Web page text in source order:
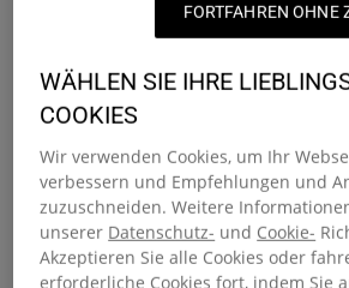
Rucksäcke mit
Entdecke eine Kollektion von
gemacht sind – von früh bis spät und
Wochenendausflug. Egal, ob du zur
fährst oder für einen Tagesausflug
Rucksäcke sind für Leute gemacht, die
Die Designs vereinen intelligente
stadttauglichen Langlebigkeit, für die
Von strukturierten Laptopfächern bis
WÄHLEN SIE IHRE
COOKIES
Wir verwenden Cookies, um Ihr
verbessern und Empfehlungen und
zuzuschneiden. Weitere
unserer Datenschutz- und Cookie-
Akzeptieren Sie alle Cookies oder
erforderliche Cookies fort, indem Sie
FORTFAHREN OHNE